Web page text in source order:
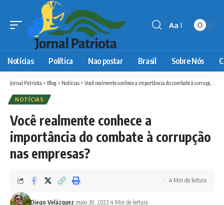
Font
Aa
Notícias Política Nao postar Brasil Sobre Nós
Jornal Patriota > Blog > Notícias > Você realmente conhece a importância do combate à corrupção nas empresas?
NOTÍCIAS
Você realmente conhece a
importância do combate à corrupção
nas empresas?
Diego Velázquez maio 30, 2023 4 Min de leitura
4 Min de leitura